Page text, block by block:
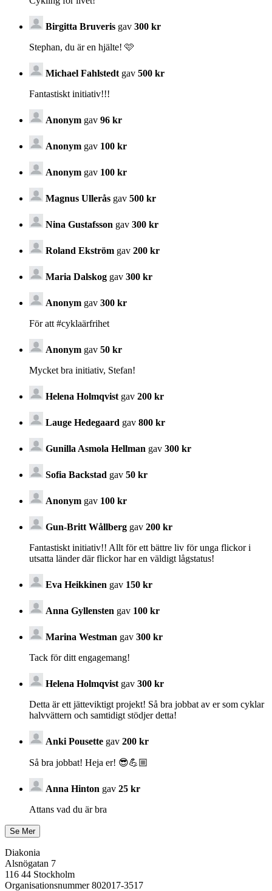
Birgitta Bruveris gav 300 kr
Stephan, du är en hjälte! 🩷
Michael Fahlstedt gav 500 kr
Fantastiskt initiativ!!!
Anonym gav 96 kr
Anonym gav 100 kr
Anonym gav 100 kr
Magnus Ullerås gav 500 kr
Nina Gustafsson gav 300 kr
Roland Ekström gav 200 kr
Maria Dalskog gav 300 kr
Anonym gav 300 kr
För att #cyklaärfrihet
Anonym gav 50 kr
Mycket bra initiativ, Stefan!
Helena Holmqvist gav 200 kr
Lauge Hedegaard gav 800 kr
Gunilla Asmola Hellman gav 300 kr
Sofia Backstad gav 50 kr
Anonym gav 100 kr
Gun-Britt Wållberg gav 200 kr
Fantastiskt initiativ!! Allt för ett bättre liv för unga flickor i
utsatta länder där flickor har en väldigt lågstatus!
Eva Heikkinen gav 150 kr
Anna Gyllensten gav 100 kr
Marina Westman gav 300 kr
Tack för ditt engagemang!
Helena Holmqvist gav 300 kr
Detta är ett jätteviktigt projekt! Så bra jobbat av er som cyklar
halvvättern och samtidigt stödjer detta!
Anki Pousette gav 200 kr
Så bra jobbat! Heja er! 😎💪🏼
Anna Hinton gav 25 kr
Attans vad du är bra
Diakonia
Alsnögatan 7
116 44 Stockholm
Organisationsnummer 802017-3517